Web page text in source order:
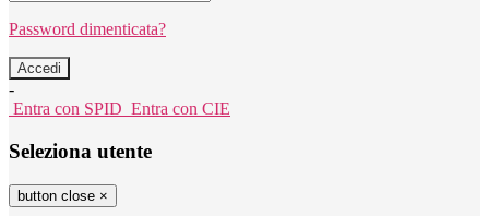
Password dimenticata?
-
Entra con SPID Entra con CIE
Seleziona utente
button close ×